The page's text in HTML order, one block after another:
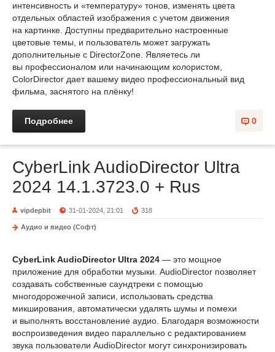
интенсивность и «температуру» тонов, изменять цвета
отдельных областей изображения с учетом движения
на картинке. Доступны предварительно настроенные
цветовые темы, и пользователь может загружать
дополнительные с DirectorZone. Являетесь ли
вы профессионалом или начинающим колористом,
ColorDirector дает вашему видео профессиональный вид
фильма, заснятого на плёнку!
0
Подробнее
CyberLink AudioDirector Ultra
2024 14.1.3723.0 + Rus
vipdepbit 31-01-2024, 21:01 318
Аудио и видео (Софт)
CyberLink AudioDirector Ultra 2024 — это мощное
приложение для обработки музыки. AudioDirector позволяет
создавать собственные саундтреки с помощью
многодорожечной записи, использовать средства
микширования, автоматически удалять шумы и помехи
и выполнять восстановление аудио. Благодаря возможности
воспроизведения видео параллельно с редактированием
звука пользователи AudioDirector могут синхронизировать